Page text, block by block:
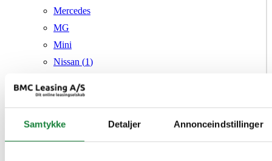
Samtykke Detaljer Annonceindstillinger
Mercedes
MG
Mini
Nissan (1)
Peugeot (
Renault (9)
Seat (
Skoda (1)